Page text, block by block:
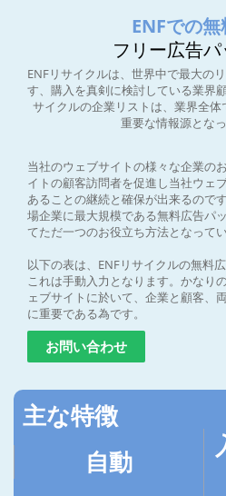
ENFでの
フリー広告
ENFリサイクルは、世界中で最大の
す、購入を真剣に検討している業界
サイクルの企業リストは、業界全
重要な情報源となっ
当社のウェブサイトの様々な企業の
イトの顧客訪問者を促進し当社ウェ
あることの継続と確保が出来るので
場企業に最大規模である無料広告パ
てただ一つのお役立ち方法となってい
以下の表は、ENFリサイクルの無料
これは手動入力となります。かなり
ェブサイトに於いて、企業と顧客、
に重要である為です。
お問い合わせ
主な特徴
自動